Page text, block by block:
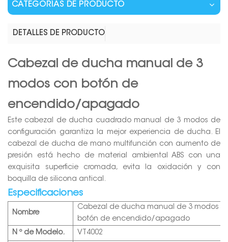
CATEGORÍAS DE PRODUCTO
DETALLES DE PRODUCTO
Cabezal de ducha manual de 3
modos con botón de
encendido/apagado
Este cabezal de ducha cuadrado manual de 3 modos de
configuración garantiza la mejor experiencia de ducha. El
cabezal de ducha de mano multifunción con aumento de
presión está hecho de material ambiental ABS con una
exquisita superficie cromada, evita la oxidación y con
boquilla de silicona antical.
Especificaciones
Nombre
Cabezal de ducha manual de 3 modos
botón de encendido/apagado
N º de Modelo.
VT4002